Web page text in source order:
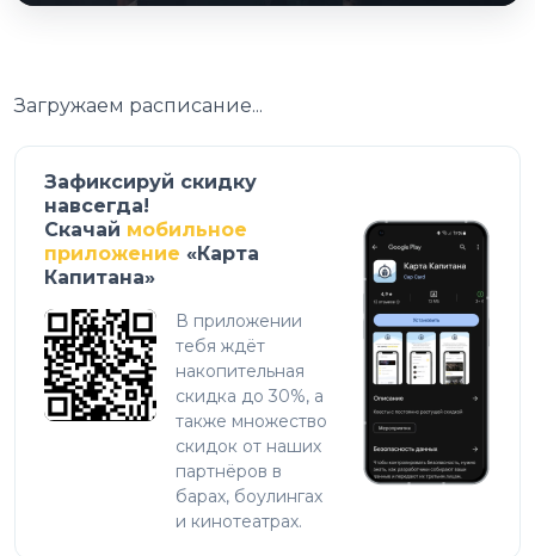
Загружаем расписание...
Зафиксируй скидку
навсегда!
Скачай мобильное
приложение «Карта
Капитана»
В приложении
тебя ждёт
накопительная
скидка до 30%, а
также множество
скидок от наших
партнёров в
барах, боулингах
и кинотеатрах.